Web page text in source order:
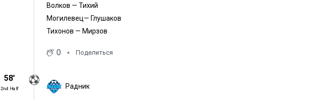
Волков — Тихий
Могилевец— Глушаков
Тихонов — Мирзов
0 Поделиться
58′
2nd Half Радник